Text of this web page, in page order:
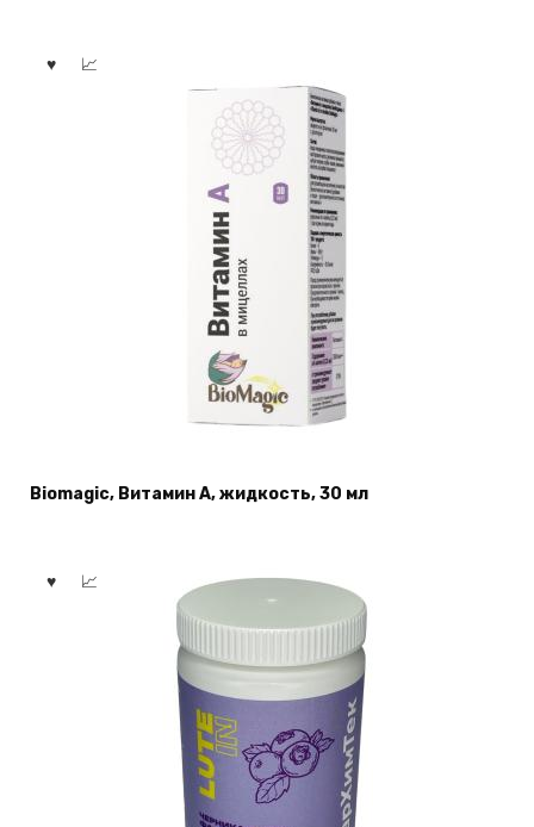
Biomagic, Витамин А, жидкость, 30 мл